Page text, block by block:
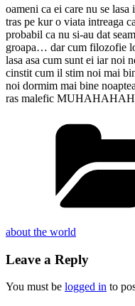
oameni ca ei care nu se
tras pe kur o viata intreaga
probabil ca nu si-au dat
groapa… dar cum filozofie
lasa asa cum sunt ei iar noi
cinstit cum il stim noi mai
noi dormim mai bine
ras malefic
about the world
Leave a Reply
You must be logged in to